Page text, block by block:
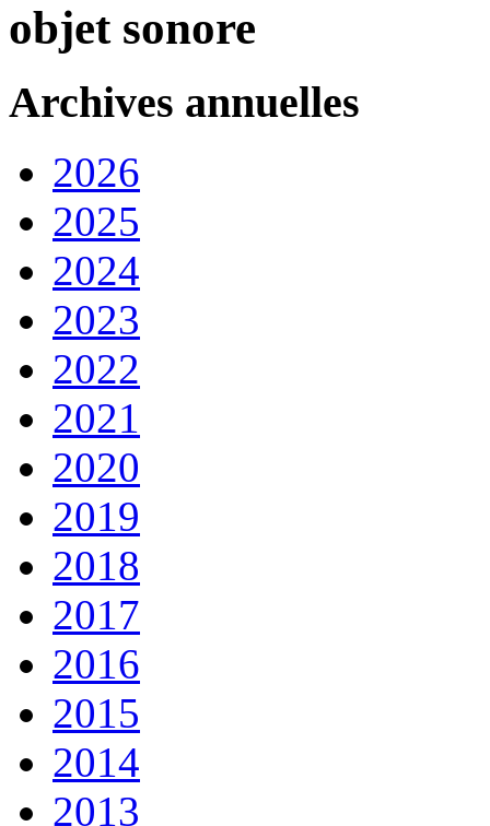
objet sonore
Archives annuelles
2026
2025
2024
2023
2022
2021
2020
2019
2018
2017
2016
2015
2014
2013